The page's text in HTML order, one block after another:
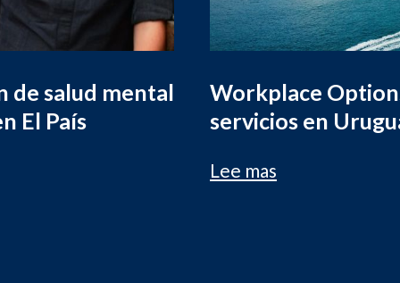
de salud mental
El País
Workplace
servicios en
Lee mas